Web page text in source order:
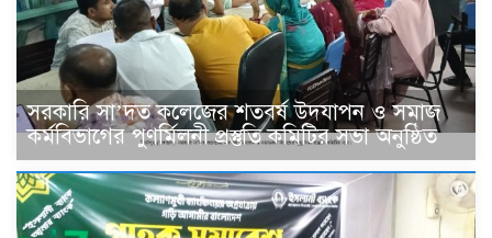
সরকারি সা’দত কলেজের শতবর্ষ উদযাপন ও সমাজ
কর্মবিভাগের পুণর্মিলনী প্রস্তুতি কমিটির সভা অনুষ্ঠিত